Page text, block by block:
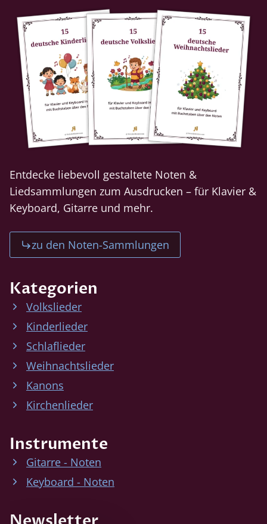
Entdecke liebevoll gestaltete Noten &
Liedsammlungen zum Ausdrucken – für Klavier &
Keyboard, Gitarre und mehr.
zu den Noten-Sammlungen
Kategorien
Volkslieder
Kinderlieder
Schlaflieder
Weihnachtslieder
Kanons
Kirchenlieder
Instrumente
Gitarre - Noten
Keyboard - Noten